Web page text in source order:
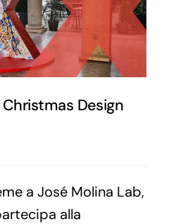
Design
a José Molina Lab,
alla